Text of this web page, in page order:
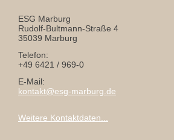
ESG Marburg
Rudolf-Bultmann-Straße 4
35039 Marburg
Telefon:
+49 6421 / 969-0
E-Mail:
kontakt@esg-marburg.de
Weitere Kontaktdaten...